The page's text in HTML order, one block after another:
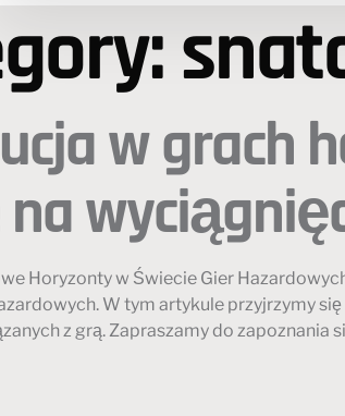
w grach
Horyzonty w Świecie Gier
W tym artykule przyjrzymy
z grą. Zapraszamy do